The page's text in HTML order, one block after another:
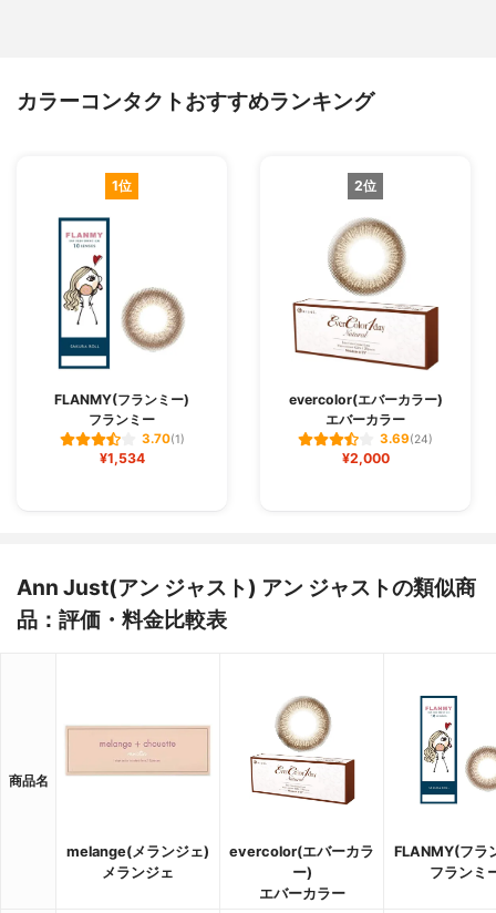
カラーコンタクトおすすめランキング
1位
FLANMY(フランミー)
フランミー
3.70(1)
¥1,534
2位
evercolor(エバーカラー)
エバーカラー
3.69(24)
¥2,000
Ann Just(アン ジャスト) アン ジャストの類似商
品：評価・料金比較表
商品名
melange(メランジェ)
メランジェ
evercolor(エバーカラ
ー)
エバーカラー
FLANMY(フラ
フランミ